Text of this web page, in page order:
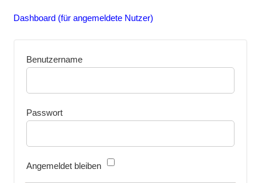
Dashboard (für angemeldete Nutzer)
Benutzername
Passwort
Angemeldet bleiben